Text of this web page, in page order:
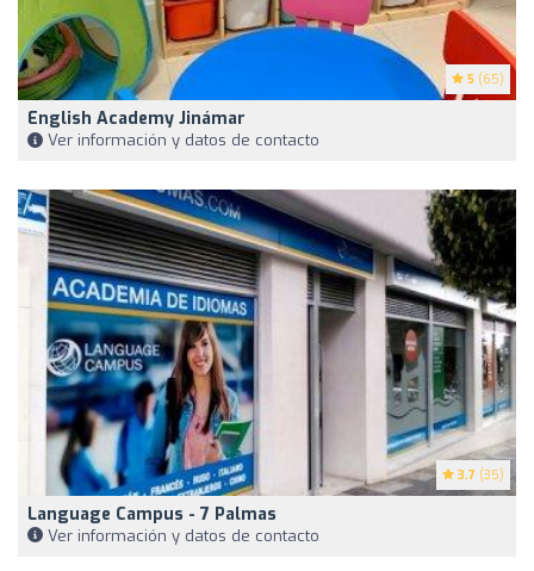
5 (65)
English Academy Jinámar
Ver información y datos de contacto
3.7 (35)
Language Campus - 7 Palmas
Ver información y datos de contacto